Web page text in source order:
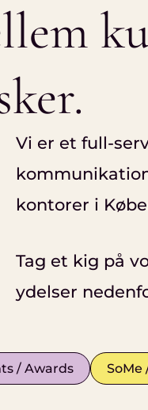
Vi er et full-
kontorer i
Tag et kig på
ydelser
/ Awards SoMe